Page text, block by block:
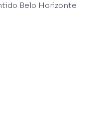
Belo Horizonte